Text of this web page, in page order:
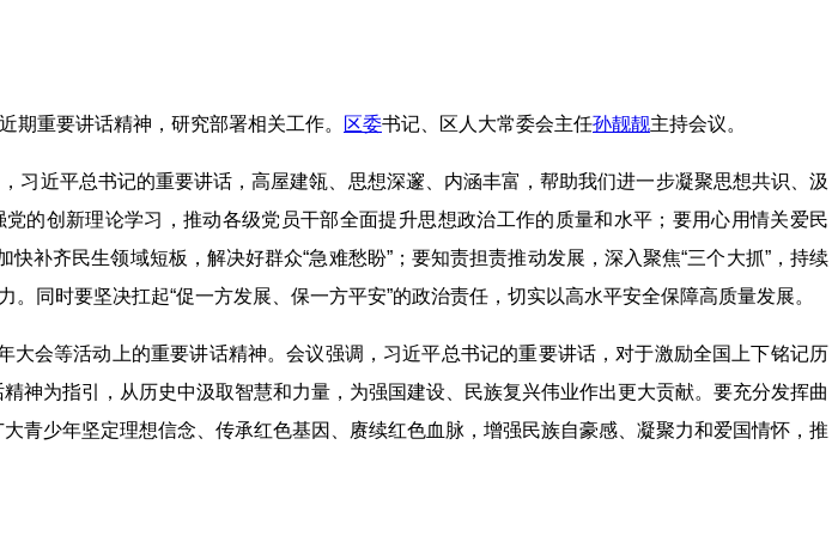
期重要讲话精神，研究部署相关工作。 区委书记、区人大常委会主任孙靓靓主持会议。
近平总书记的重要讲话，高屋建瓴、思想深邃、内涵丰富，帮助我们进一步凝聚思想共识、汲
的创新理论学习，推动各级党员干部全面提升思想政治工作的质量和水平；要用心用情关爱民
补齐民生领域短板，解决好群众“急难愁盼”；要知责担责推动发展，深入聚焦“三个大抓”，持续
同时要坚决扛起“促一方发展、保一方平安”的政治责任，切实以高水平安全保障高质量发展。
会等活动上的重要讲话精神。会议强调，习近平总书记的重要讲话，对于激励全国上下铭记历
神为指引，从历史中汲取智慧和力量，为强国建设、民族复兴伟业作出更大贡献。要充分发挥曲
青少年坚定理想信念、传承红色基因、赓续红色血脉，增强民族自豪感、凝聚力和爱国情怀，推